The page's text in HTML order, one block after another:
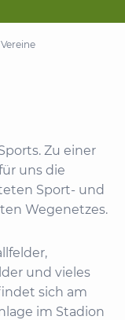
Zu einer
uns die
Sport- und
Wegenetzes.
und vieles
sich am
im Stadion